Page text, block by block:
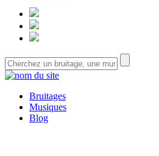
Bruitages
Musiques
Blog